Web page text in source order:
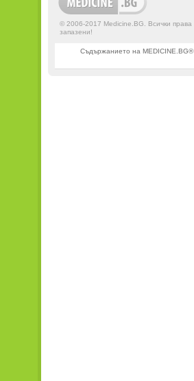
© 2006-2017 Medicine.BG. Всички права
запазени!
Съдържанието на MEDICINE.BG®